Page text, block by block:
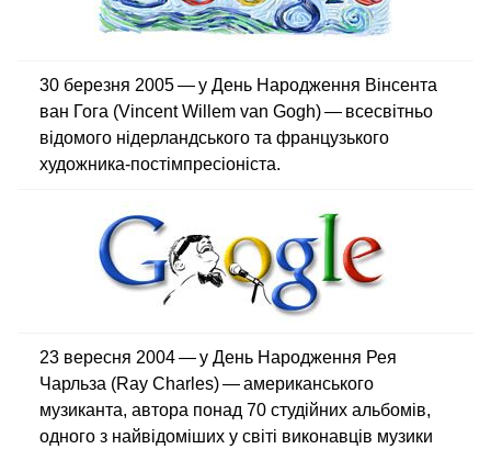
30 березня 2005 — у День Народження Вінсента
ван Гога (Vincent Willem van Gogh) — всесвітньо
відомого нідерландського та французького
художника-постімпресіоніста.
23 вересня 2004 — у День Народження Рея
Чарльза (Ray Charles) — американського
музиканта, автора понад 70 студійних альбомів,
одного з найвідоміших у світі виконавців музики